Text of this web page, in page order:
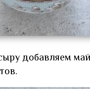
добавляем